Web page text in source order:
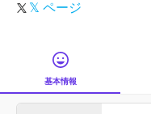
𝕏 ページ
基本情報